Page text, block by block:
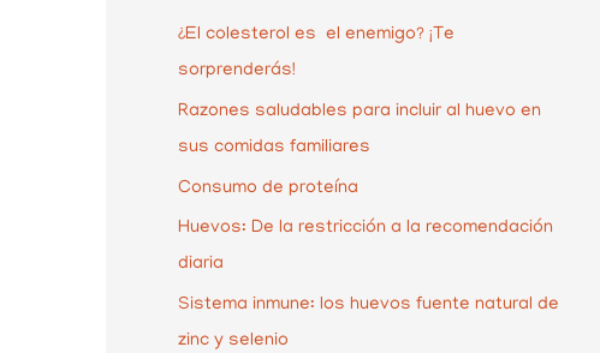
c
h
¿El colesterol es el enemigo? ¡Te
sorprenderás!
Razones saludables para incluir al huevo en
sus comidas familiares
Consumo de proteína
Huevos: De la restricción a la recomendación
diaria
Sistema inmune: los huevos fuente natural de
zinc y selenio